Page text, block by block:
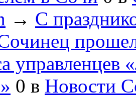
→ С
управленцев
0 в Новости